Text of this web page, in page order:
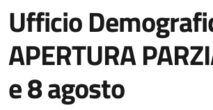
Ufficio
APERTURA
e 8 agosto